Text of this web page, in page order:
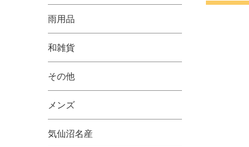
雨用品
和雑貨
その他
メンズ
気仙沼名産